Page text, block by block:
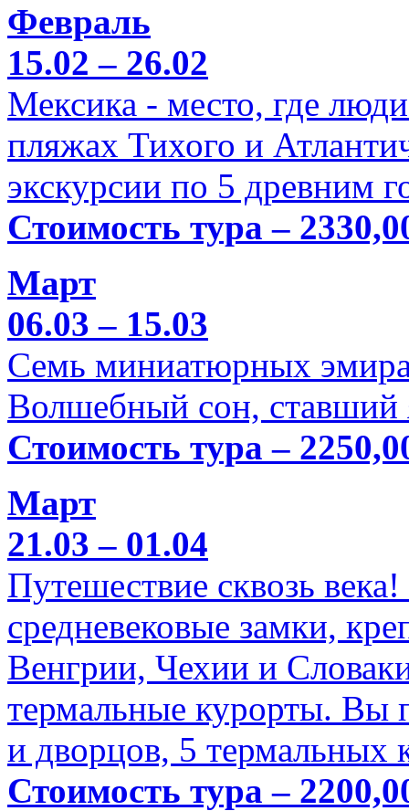
Февраль
15.02 – 26.02
Мексика - место, где
пляжах Тихого и
экскурсии по 5 древним
Стоимость тура –
Март
06.03 – 15.03
Семь миниатюрных
Волшебный сон, ставший
Стоимость тура –
Март
21.03 – 01.04
Путешествие сквозь
средневековые замки,
Венгрии, Чехии и
термальные курорты. Вы
и дворцов, 5 термальных
Стоимость тура –